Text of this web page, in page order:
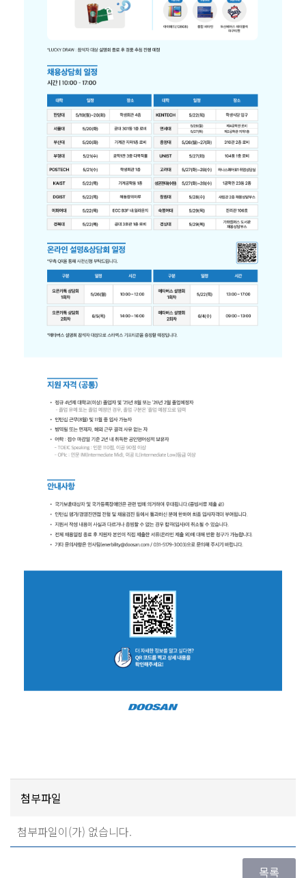
첨부파일
첨부파일이(가) 없습니다.